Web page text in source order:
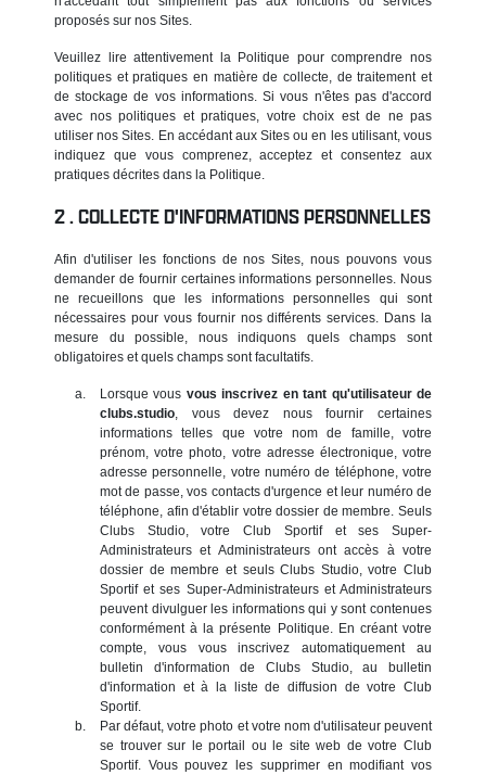
proposés sur nos Sites.
Veuillez lire attentivement la Politique pour comprendre nos
politiques et pratiques en matière de collecte, de traitement et
de stockage de vos informations. Si vous n'êtes pas d'accord
avec nos politiques et pratiques, votre choix est de ne pas
utiliser nos Sites. En accédant aux Sites ou en les utilisant, vous
indiquez que vous comprenez, acceptez et consentez aux
pratiques décrites dans la Politique.
COLLECTE D'INFORMATIONS PERSONNELLES
Afin d'utiliser les fonctions de nos Sites, nous pouvons vous
demander de fournir certaines informations personnelles. Nous
ne recueillons que les informations personnelles qui sont
nécessaires pour vous fournir nos différents services. Dans la
mesure du possible, nous indiquons quels champs sont
obligatoires et quels champs sont facultatifs.
Lorsque vous vous inscrivez en tant qu'utilisateur de
clubs.studio, vous devez nous fournir certaines
informations telles que votre nom de famille, votre
prénom, votre photo, votre adresse électronique, votre
adresse personnelle, votre numéro de téléphone, votre
mot de passe, vos contacts d'urgence et leur numéro de
téléphone, afin d'établir votre dossier de membre. Seuls
Clubs Studio, votre Club Sportif et ses Super-
Administrateurs et Administrateurs ont accès à votre
dossier de membre et seuls Clubs Studio, votre Club
Sportif et ses Super-Administrateurs et Administrateurs
peuvent divulguer les informations qui y sont contenues
conformément à la présente Politique. En créant votre
compte, vous vous inscrivez automatiquement au
bulletin d'information de Clubs Studio, au bulletin
d'information et à la liste de diffusion de votre Club
Sportif.
Par défaut, votre photo et votre nom d'utilisateur peuvent
se trouver sur le portail ou le site web de votre Club
Sportif. Vous pouvez les supprimer en modifiant vos